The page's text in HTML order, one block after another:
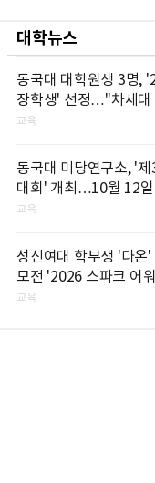
대학뉴스
동국대 대학원생 3명,
장학생' 선정…"차세대
교육
동국대 미당연구소, '제
대회' 개최…10월 12일
교육
성신여대 학부생 '다온'
모전 '2026 스파크 어
교육